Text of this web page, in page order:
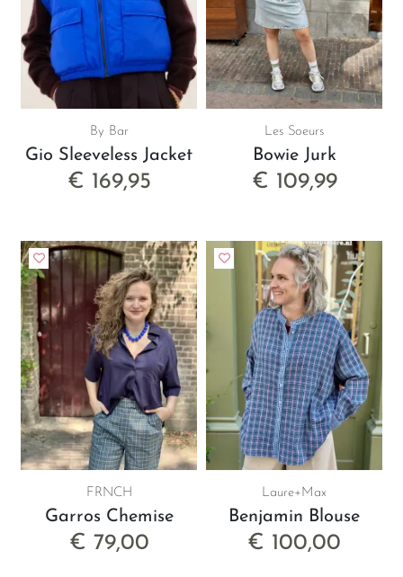
By Bar
Gio Sleeveless Jacket
€ 169,95
Les Soeurs
Bowie Jurk
€ 109,99
FRNCH
Garros Chemise
€ 79,00
Laure+Max
Benjamin Blouse
€ 100,00